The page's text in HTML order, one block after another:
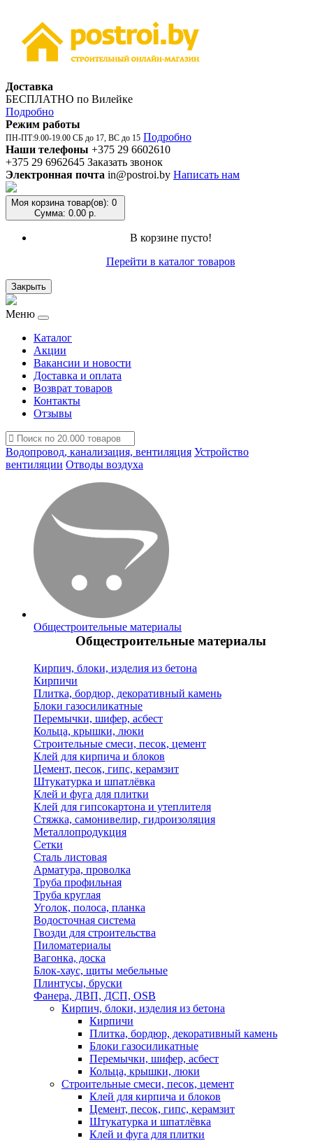
Доставка
БЕСПЛАТНО по Вилейке
Подробно
Режим работы
ПН-ПТ:9.00-19.00 СБ до 17, ВС до 15 Подробно
Наши телефоны +375 29 6602610
+375 29 6962645 Заказать звонок
Электронная почта in@postroi.by Написать нам
Моя корзина товар(ов): 0
Сумма: 0.00 р.
В корзине пусто!
Перейти в каталог товаров
Закрыть
Меню
Каталог
Акции
Вакансии и новости
Доставка и оплата
Возврат товаров
Контакты
Отзывы
Водопровод, канализация, вентиляция Устройство
вентиляции Отводы воздуха
Общестроительные материалы
Общестроительные материалы
Кирпич, блоки, изделия из бетона
Кирпичи
Плитка, бордюр, декоративный камень
Блоки газосиликатные
Перемычки, шифер, асбест
Кольца, крышки, люки
Строительные смеси, песок, цемент
Клей для кирпича и блоков
Цемент, песок, гипс, керамзит
Штукатурка и шпатлёвка
Клей и фуга для плитки
Клей для гипсокартона и утеплителя
Стяжка, самонивелир, гидроизоляция
Металлопродукция
Сетки
Сталь листовая
Арматура, проволка
Труба профильная
Труба круглая
Уголок, полоса, планка
Водосточная система
Гвозди для строительства
Пиломатериалы
Вагонка, доска
Блок-хаус, щиты мебельные
Плинтусы, бруски
Фанера, ДВП, ДСП, OSB
Кирпич, блоки, изделия из бетона
Кирпичи
Плитка, бордюр, декоративный камень
Блоки газосиликатные
Перемычки, шифер, асбест
Кольца, крышки, люки
Строительные смеси, песок, цемент
Клей для кирпича и блоков
Цемент, песок, гипс, керамзит
Штукатурка и шпатлёвка
Клей и фуга для плитки